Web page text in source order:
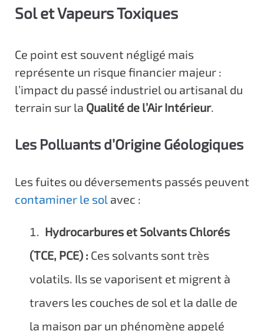
Sol et Vapeurs Toxiques
Ce point est souvent négligé mais
représente un risque financier majeur :
l’impact du passé industriel ou artisanal du
terrain sur la Qualité de l’Air Intérieur.
Les Polluants d’Origine Géologiques
Les fuites ou déversements passés peuvent
contaminer le sol avec :
Hydrocarbures et Solvants Chlorés
(TCE, PCE) : Ces solvants sont très
volatils. Ils se vaporisent et migrent à
travers les couches de sol et la dalle de
la maison par un phénomène appelé